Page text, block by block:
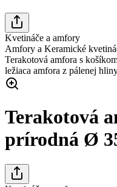
Kvetináče a amfory
Amfory a Keramické
Terakotová amfora s
ležiaca amfora z pálenej
Terakotová
prírodná Ø